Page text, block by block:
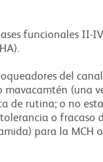
funcionales II-
del
mavacamtén (una
de rutina; o no
o fracaso
para la MCH